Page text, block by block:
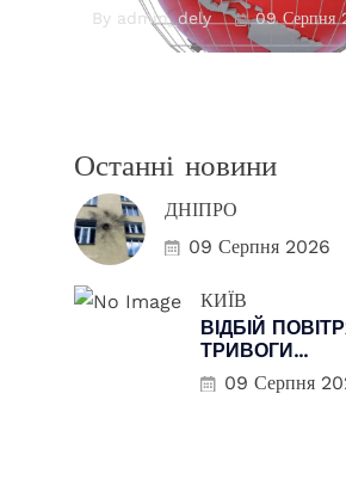
By admin_dely 09 Серпня
Останні новини
ДНІПРО
09 Серпня 2026
КИЇВ
ВІДБІЙ
ТРИВОГИ...
09 Серпня